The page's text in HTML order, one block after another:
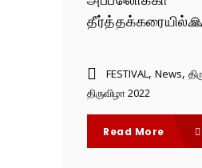
தீர்த்தக்கரையில்🙏
FESTIVAL, News,
திருவிழா 2022
Read More